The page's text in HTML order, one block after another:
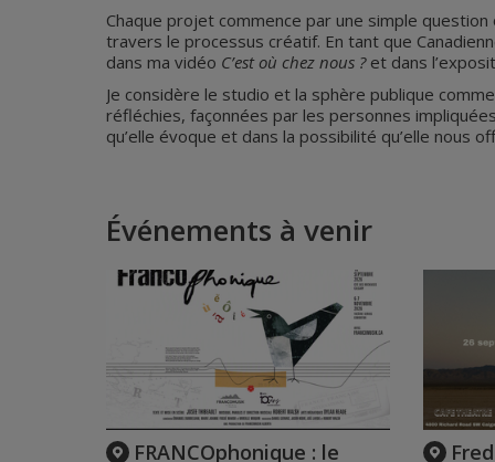
Chaque projet commence par une simple
travers le processus créatif. En tant que
dans ma vidéo C’est où chez nous ?et dans
Je considère le studio et la sphère publique
réfléchies, façonnées par les personnes
qu’elle évoque et dans la possibilité qu’elle nous
Événements à venir
FRANCOphonique : le